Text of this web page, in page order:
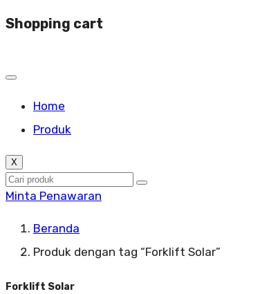
Shopping cart
Home
Produk
X
Minta Penawaran
Beranda
Produk dengan tag “Forklift Solar”
Forklift Solar